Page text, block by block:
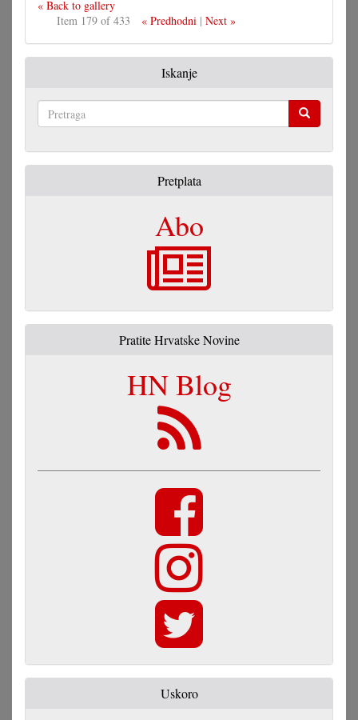
« Back to gallery
Item 179 of 433
« Predhodni| Next »
Iskanje
Pretplata
Abo
Pratite Hrvatske Novine
HN Blog
Uskoro